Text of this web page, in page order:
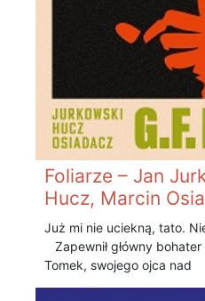
Foliarze – Jan
Hucz, Marcin
Już mi nie uciekną, tato.
Zapewnił główny
Tomek, swojego ojca nad